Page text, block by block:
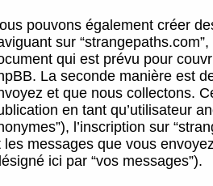
pouvons également créer
sur
qui est prévu pour
La seconde manière est
et que nous collectons.
en tant qu’utilisateur
l’inscription sur
les messages que vous
ici par “vos messages”).